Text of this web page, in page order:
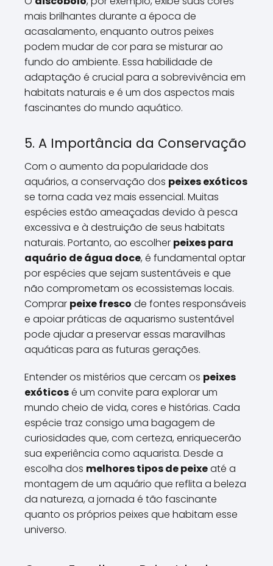
mais brilhantes durante a época de
acasalamento, enquanto outros peixes
podem mudar de cor para se misturar ao
fundo do ambiente. Essa habilidade de
adaptação é crucial para a sobrevivência em
habitats naturais e é um dos aspectos mais
fascinantes do mundo aquático.
5. A Importância da Conservação
Com o aumento da popularidade dos
aquários, a conservação dos peixes exóticos
se torna cada vez mais essencial. Muitas
espécies estão ameaçadas devido à pesca
excessiva e à destruição de seus habitats
naturais. Portanto, ao escolher peixes para
aquário de água doce, é fundamental optar
por espécies que sejam sustentáveis e que
não comprometam os ecossistemas locais.
Comprar peixe fresco de fontes responsáveis
e apoiar práticas de aquarismo sustentável
pode ajudar a preservar essas maravilhas
aquáticas para as futuras gerações.
Entender os mistérios que cercam os peixes
exóticosé um convite para explorar um
mundo cheio de vida, cores e histórias. Cada
espécie traz consigo uma bagagem de
curiosidades que, com certeza, enriquecerão
sua experiência como aquarista. Desde a
escolha dos melhores tipos de peixeaté a
montagem de um aquário que reflita a beleza
da natureza, a jornada é tão fascinante
quanto os próprios peixes que habitam esse
universo.